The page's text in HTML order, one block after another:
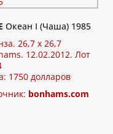
Океан I (Чаша) 1985
26,7 x 26,7
12.02.2012. Лот
1750 долларов
bonhams.com